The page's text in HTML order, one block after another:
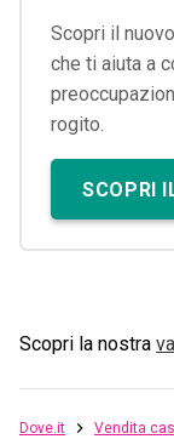
Scopri il
che ti aiuta a
rogito.
SCOPRI
Scopri la nostra
Dove.it Vendita